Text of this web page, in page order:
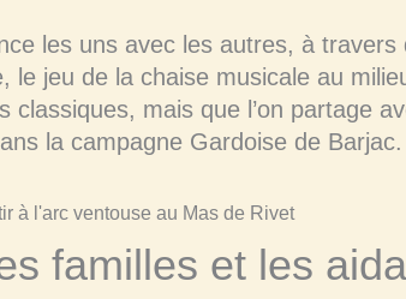
les uns avec les autres, à
le jeu de la chaise musicale au
mais que l’on partage
la campagne Gardoise de Barjac.
familles et les